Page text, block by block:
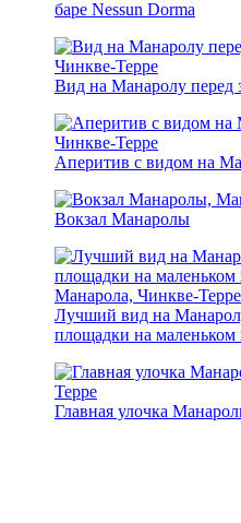
баре Nessun Dorma
Вид на Манаролу перед
Аперитив с видом на
Вокзал Манаролы
Лучший вид на
площадки на маленьком
Главная улочка